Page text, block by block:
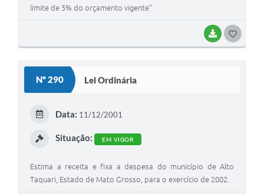
BAIXAR
limite de 5% do orçamento vigente”
Nº 290 Lei Ordinária
Data: 11/12/2001
Situação: EM VIGOR
Estima a receita e fixa a despesa do município de Alto
Taquari, Estado de Mato Grosso, para o exercício de 2002.